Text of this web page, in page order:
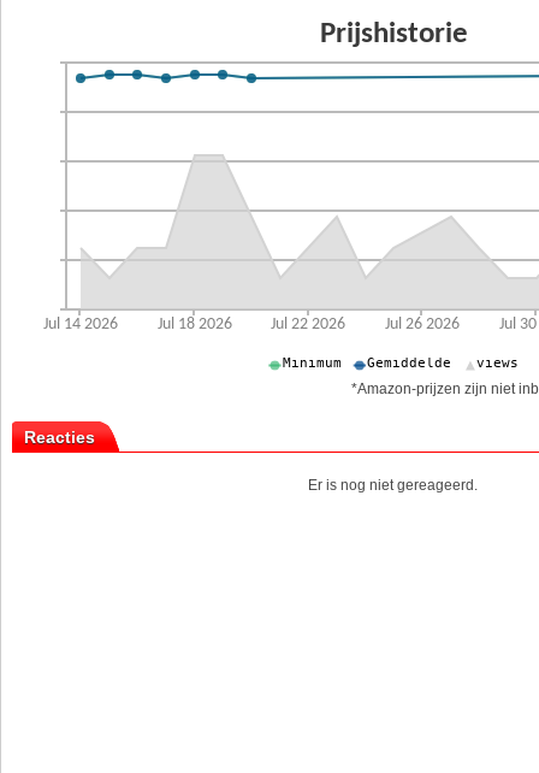
*Amazon-prijzen zijn niet
Reacties
Er is nog niet gereageerd.